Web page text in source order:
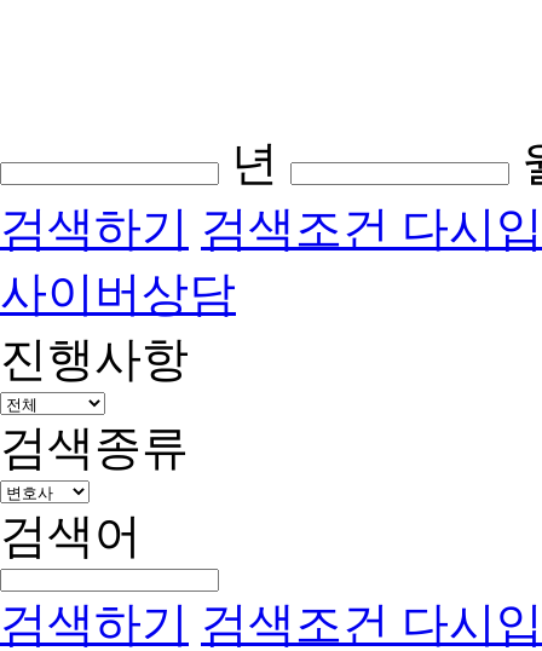
년
검색하기 검색조건 다시
사이버상담
진행사항
검색종류
검색어
검색하기 검색조건 다시